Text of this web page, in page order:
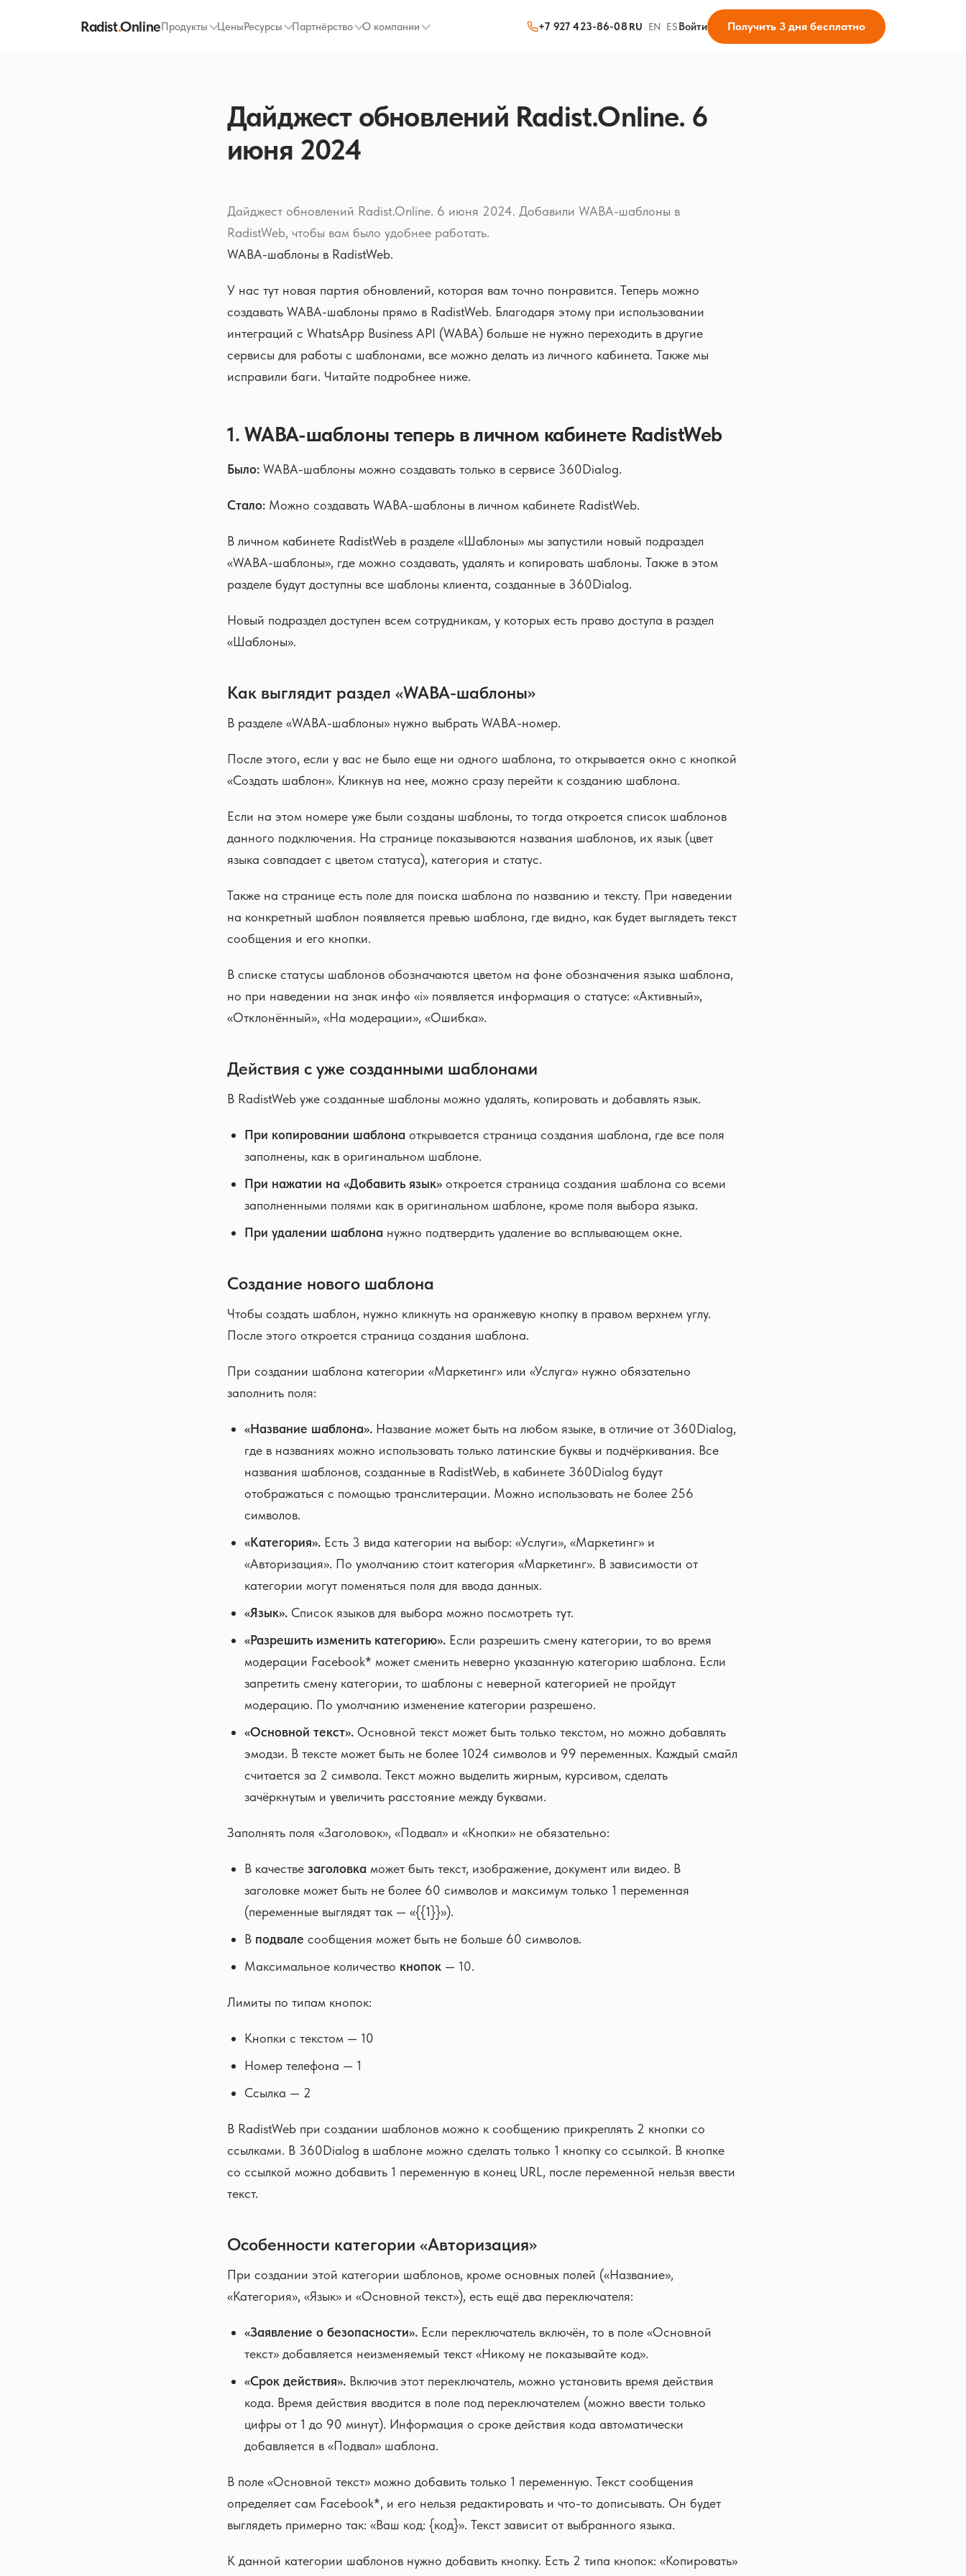
Radist.OnlineПродукты ЦеныРесурсы Партнёрство О компании +7 927 423-86-08 RU · EN · ESВойти Получить 3 дня бесплатно
Дайджест обновлений Radist.Online. 6
июня 2024
Дайджест обновлений Radist.Online. 6 июня 2024. Добавили WABA-шаблоны в
RadistWeb, чтобы вам было удобнее работать.
WABA-шаблоны в RadistWeb.
У нас тут новая партия обновлений, которая вам точно понравится. Теперь можно
создавать WABA-шаблоны прямо в RadistWeb. Благодаря этому при использовании
интеграций c WhatsApp Business API (WABA) больше не нужно переходить в другие
сервисы для работы с шаблонами, все можно делать из личного кабинета. Также мы
исправили баги. Читайте подробнее ниже.
1. WABA-шаблоны теперь в личном кабинете RadistWeb
Было: WABA-шаблоны можно создавать только в сервисе 360Dialog.
Стало: Можно создавать WABA-шаблоны в личном кабинете RadistWeb.
В личном кабинете RadistWeb в разделе «Шаблоны» мы запустили новый подраздел
«WABA-шаблоны», где можно создавать, удалять и копировать шаблоны. Также в этом
разделе будут доступны все шаблоны клиента, созданные в 360Dialog.
Новый подраздел доступен всем сотрудникам, у которых есть право доступа в раздел
«Шаблоны».
Как выглядит раздел «WABA-шаблоны»
В разделе «WABA-шаблоны» нужно выбрать WABA-номер.
После этого, если у вас не было еще ни одного шаблона, то открывается окно с кнопкой
«Создать шаблон». Кликнув на нее, можно сразу перейти к созданию шаблона.
Если на этом номере уже были созданы шаблоны, то тогда откроется список шаблонов
данного подключения. На странице показываются названия шаблонов, их язык (цвет
языка совпадает с цветом статуса), категория и статус.
Также на странице есть поле для поиска шаблона по названию и тексту. При наведении
на конкретный шаблон появляется превью шаблона, где видно, как будет выглядеть текст
сообщения и его кнопки.
В списке статусы шаблонов обозначаются цветом на фоне обозначения языка шаблона,
но при наведении на знак инфо «i» появляется информация о статусе: «Активный»,
«Отклонённый», «На модерации», «Ошибка».
Действия с уже созданными шаблонами
В RadistWeb уже созданные шаблоны можно удалять, копировать и добавлять язык.
При копировании шаблона открывается страница создания шаблона, где все поля
заполнены, как в оригинальном шаблоне.
При нажатии на «Добавить язык» откроется страница создания шаблона со всеми
заполненными полями как в оригинальном шаблоне, кроме поля выбора языка.
При удалении шаблона нужно подтвердить удаление во всплывающем окне.
Создание нового шаблона
Чтобы создать шаблон, нужно кликнуть на оранжевую кнопку в правом верхнем углу.
После этого откроется страница создания шаблона.
При создании шаблона категории «Маркетинг» или «Услуга» нужно обязательно
заполнить поля:
«Название шаблона». Название может быть на любом языке, в отличие от 360Dialog,
где в названиях можно использовать только латинские буквы и подчёркивания. Все
названия шаблонов, созданные в RadistWeb, в кабинете 360Dialog будут
отображаться с помощью транслитерации. Можно использовать не более 256
символов.
«Категория». Есть 3 вида категории на выбор: «Услуги», «Маркетинг» и
«Авторизация». По умолчанию стоит категория «Маркетинг». В зависимости от
категории могут поменяться поля для ввода данных.
«Язык». Список языков для выбора можно посмотреть тут.
«Разрешить изменить категорию». Если разрешить смену категории, то во время
модерации Facebook* может сменить неверно указанную категорию шаблона. Если
запретить смену категории, то шаблоны с неверной категорией не пройдут
модерацию. По умолчанию изменение категории разрешено.
«Основной текст». Основной текст может быть только текстом, но можно добавлять
эмодзи. В тексте может быть не более 1024 символов и 99 переменных. Каждый смайл
считается за 2 символа. Текст можно выделить жирным, курсивом, сделать
зачёркнутым и увеличить расстояние между буквами.
Заполнять поля «Заголовок», «Подвал» и «Кнопки» не обязательно:
В качестве заголовка может быть текст, изображение, документ или видео. В
заголовке может быть не более 60 символов и максимум только 1 переменная
(переменные выглядят так — «{{1}}»).
В подвале сообщения может быть не больше 60 символов.
Максимальное количество кнопок — 10.
Лимиты по типам кнопок:
Кнопки с текстом — 10
Номер телефона — 1
Ссылка — 2
В RadistWeb при создании шаблонов можно к сообщению прикреплять 2 кнопки со
ссылками. В 360Dialog в шаблоне можно сделать только 1 кнопку со ссылкой. В кнопке
со ссылкой можно добавить 1 переменную в конец URL, после переменной нельзя ввести
текст.
Особенности категории «Авторизация»
При создании этой категории шаблонов, кроме основных полей («Название»,
«Категория», «Язык» и «Основной текст»), есть ещё два переключателя:
«Заявление о безопасности». Если переключатель включён, то в поле «Основной
текст» добавляется неизменяемый текст «Никому не показывайте код».
«Срок действия». Включив этот переключатель, можно установить время действия
кода. Время действия вводится в поле под переключателем (можно ввести только
цифры от 1 до 90 минут). Информация о сроке действия кода автоматически
добавляется в «Подвал» шаблона.
В поле «Основной текст» можно добавить только 1 переменную. Текст сообщения
определяет сам Facebook*, и его нельзя редактировать и что-то дописывать. Он будет
выглядеть примерно так: «Ваш код: {код}». Текст зависит от выбранного языка.
К данной категории шаблонов нужно добавить кнопку. Есть 2 типа кнопок: «Копировать»